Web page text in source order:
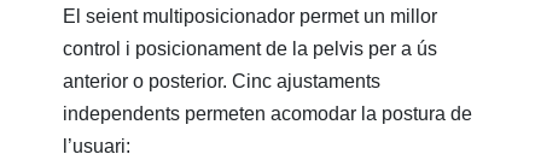
El seient multiposicionador permet un millor
control i posicionament de la pelvis per a ús
anterior o posterior. Cinc ajustaments
independents permeten acomodar la postura de
l’usuari: